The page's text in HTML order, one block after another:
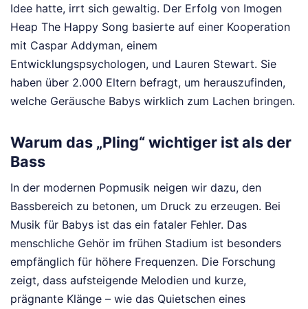
Idee hatte, irrt sich gewaltig. Der Erfolg von Imogen
Heap The Happy Song basierte auf einer Kooperation
mit Caspar Addyman, einem
Entwicklungspsychologen, und Lauren Stewart. Sie
haben über 2.000 Eltern befragt, um herauszufinden,
welche Geräusche Babys wirklich zum Lachen bringen.
Warum das „Pling“ wichtiger ist als der
Bass
In der modernen Popmusik neigen wir dazu, den
Bassbereich zu betonen, um Druck zu erzeugen. Bei
Musik für Babys ist das ein fataler Fehler. Das
menschliche Gehör im frühen Stadium ist besonders
empfänglich für höhere Frequenzen. Die Forschung
zeigt, dass aufsteigende Melodien und kurze,
prägnante Klänge – wie das Quietschen eines